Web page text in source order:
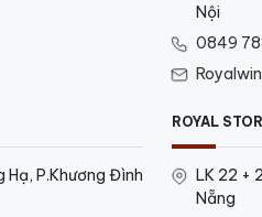
Nội
0849
Hạ, P.Khương Đình
ROYAL
LK 22 +
Nẵng